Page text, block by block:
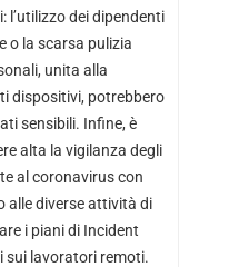
l’utilizzo dei dipendenti
o la scarsa pulizia
unita alla
dispositivi, potrebbero
sensibili. Infine, è
alta la vigilanza degli
al coronavirus con
alle diverse attività di
i piani di Incident
sui lavoratori remoti.